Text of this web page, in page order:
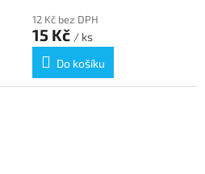
12 Kč bez DPH
15 Kč / ks
Do košíku